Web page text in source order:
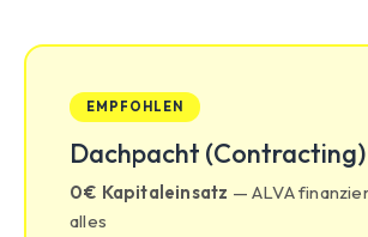
EMPFOHLEN
Dachpacht (Contracting)
0€ Kapitaleinsatz — ALVA
alles